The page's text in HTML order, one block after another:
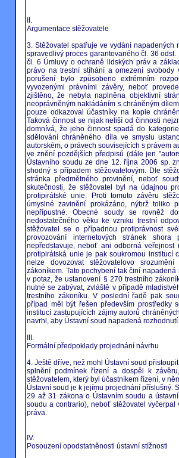
II.
Argumentace stěžovatele
3. Stěžovatel spatřuje ve vydání
spravedlivý proces garantovaného čl. 36
čl. 6 Úmluvy o ochraně lidských práv a
právo na trestní stíhání a omezení
porušení bylo způsobeno extrémním
vyvozenými právními závěry, neboť
zjištěno, že nebyla naplněna objektivní
neoprávněným nakládáním s chráněným
pouze odkazoval účastníky na kopie
Taková činnost se nijak neliší od činnosti
domnívá, že jeho činnost spadá do
sdělování chráněného díla ve smyslu
autorském, o právech souvisejících s právem
ve znění pozdějších předpisů (dále jen
Ústavního soudu ze dne 12. října 2006 sp.
shodný s případem stěžovatelovým. Dle
stránka předmětného provinění, neboť
skutečnosti, že stěžovatel byl na údajnou
protipirátské unie. Proti tomuto závěru
úmyslné zavinění prokázáno, nýbrž toliko
nepřípustné. Obecné soudy se rovněž
nedostatečného věku ke vzniku trestní
stěžovatel se o případnou protiprávnost
provozování internetových stránek shora
nepředstavuje, neboť ani odborná
protipirátská unie je pak soukromou institucí
nelze dovozovat stěžovatelovo
zákoníkem. Tato pochybení tak činí
v potaz, že ustanovení § 270 trestního
nutné se zabývat, zvláště v případě
trestního zákoníku. V poslední řadě pak
případ měl být řešen především prostředky
institucí zastupujících zájmy autorů
navrhl, aby Ústavní soud napadená
III.
Formální předpoklady projednání návrhu
4. Ještě dříve, než mohl Ústavní soud
splnění podmínek řízení a dospěl k
stěžovatelem, který byl účastníkem řízení, v
Ústavní soud je k jejímu projednání příslušný.
29 až 31 zákona o Ústavním soudu a
soudu a contrario), neboť stěžovatel
práva.
IV.
Posouzení opodstatněnosti ústavní stížnosti